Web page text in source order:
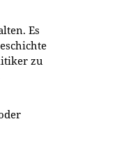
Es
zu